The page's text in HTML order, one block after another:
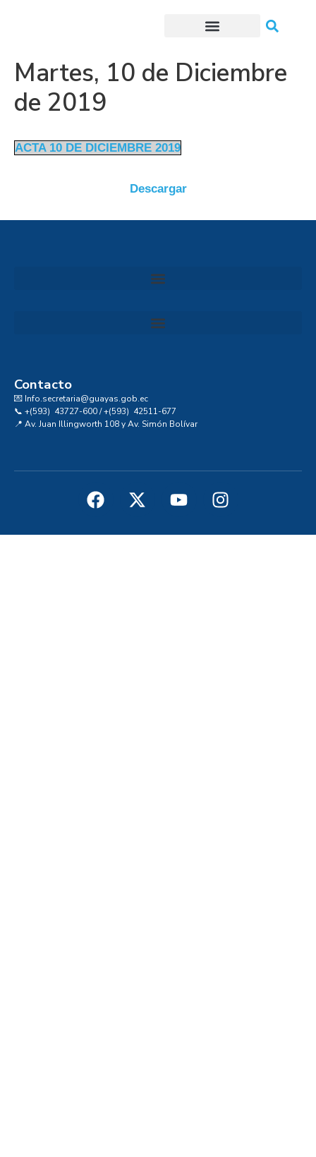
Martes, 10 de Diciembre
de 2019
ACTA 10 DE DICIEMBRE 2019
Descargar
Contacto
💌 Info.secretaria@guayas.gob.ec
📞 +(593) 43727-600 / +(593) 42511-677
📍 Av. Juan Illingworth 108 y Av. Simón Bolívar